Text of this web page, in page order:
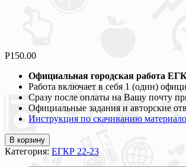
Р150.00
Официальная городская работа
Работа включает в себя 1 (один)
Сразу после оплаты на Вашу почту
Официальные задания и авторские
Инструкция по скачиванию
В корзину
Категория: ЕГКР 22-23